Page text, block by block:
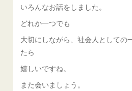
いろんなお話をしました。
どれか一つでも
大切にしながら、社会人としての
たら
嬉しいですね。
また会いましょう。